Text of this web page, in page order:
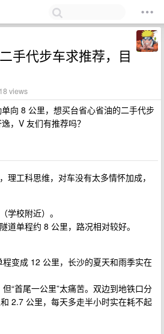
手代步车求推荐，目
views
向 8 公里，想买台省心省油的二手代步
，V 友们有推荐吗？
理工科思维，对车没有太多情怀加成，
学校附近）。
道单程约 8 公里，路况相对较好。
程变成 12 公里，长沙的夏天和雨季实在
但“首尾一公里”太痛苦。双边到地铁口分
2.7 公里，每天多走半小时实在耗不起